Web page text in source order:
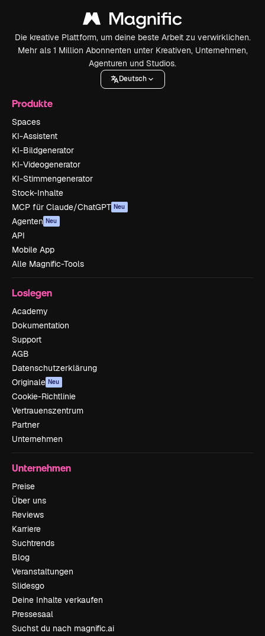
Die kreative Plattform, um deine beste Arbeit zu verwirklichen.
Mehr als 1 Million Abonnenten unter Kreativen, Unternehmen,
Agenturen und Studios.
Deutsch
Produkte
Spaces
KI-Assistent
KI-Bildgenerator
KI-Videogenerator
KI-Stimmengenerator
Stock-Inhalte
MCP für Claude/ChatGPT Neu
Agenten Neu
API
Mobile App
Alle Magnific-Tools
Loslegen
Academy
Dokumentation
Support
AGB
Datenschutzerklärung
Originale Neu
Cookie-Richtlinie
Vertrauenszentrum
Partner
Unternehmen
Unternehmen
Preise
Über uns
Reviews
Karriere
Suchtrends
Blog
Veranstaltungen
Slidesgo
Deine Inhalte verkaufen
Pressesaal
Suchst du nach magnific.ai